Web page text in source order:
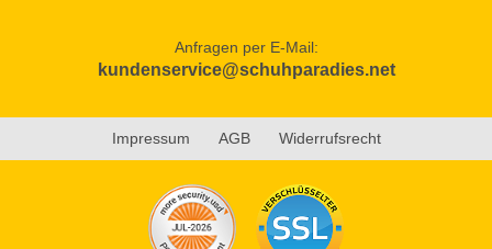
Anfragen per E-Mail:
kundenservice@schuhparadies.net
Impressum AGB Widerrufsrecht